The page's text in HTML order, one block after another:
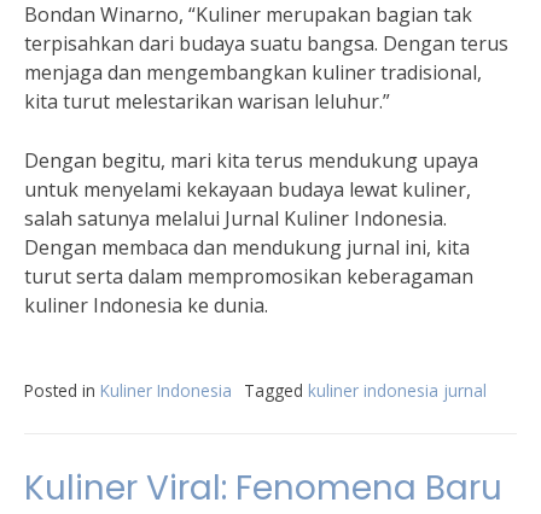
Bondan Winarno, “Kuliner merupakan bagian tak
terpisahkan dari budaya suatu bangsa. Dengan terus
menjaga dan mengembangkan kuliner tradisional,
kita turut melestarikan warisan leluhur.”
Dengan begitu, mari kita terus mendukung upaya
untuk menyelami kekayaan budaya lewat kuliner,
salah satunya melalui Jurnal Kuliner Indonesia.
Dengan membaca dan mendukung jurnal ini, kita
turut serta dalam mempromosikan keberagaman
kuliner Indonesia ke dunia.
Posted in Kuliner Indonesia Tagged kuliner indonesia jurnal
Kuliner Viral: Fenomena Baru